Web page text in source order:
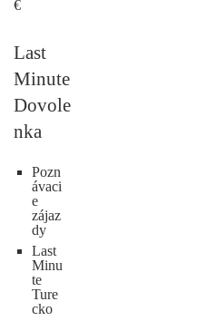
€
Last
Minute
Dovole
nka
Pozn
ávaci
e
zájaz
dy
Last
Minu
te
Ture
cko